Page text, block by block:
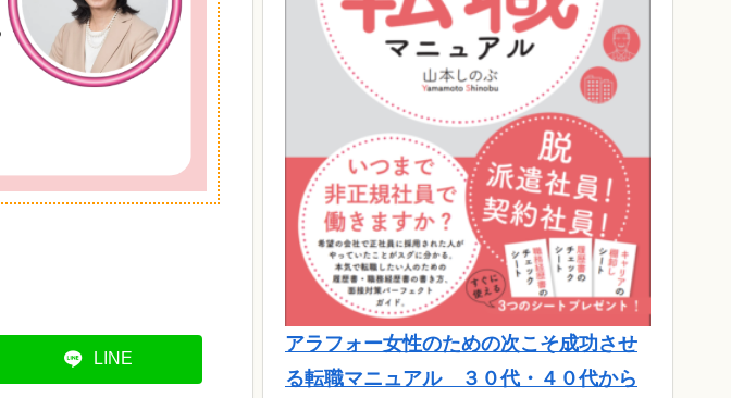
LINE
アラフォー女性のための次こそ成功させ
る転職マニュアル ３０代・４０代から